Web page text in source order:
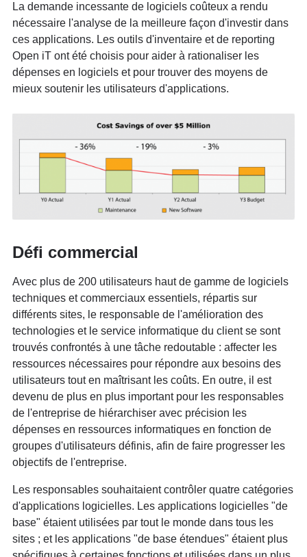
La demande incessante de logiciels coûteux a rendu
nécessaire l'analyse de la meilleure façon d'investir dans
ces applications. Les outils d'inventaire et de reporting
Open iT ont été choisis pour aider à rationaliser les
dépenses en logiciels et pour trouver des moyens de
mieux soutenir les utilisateurs d'applications.
Défi commercial
Avec plus de 200 utilisateurs haut de gamme de logiciels
techniques et commerciaux essentiels, répartis sur
différents sites, le responsable de l'amélioration des
technologies et le service informatique du client se sont
trouvés confrontés à une tâche redoutable : affecter les
ressources nécessaires pour répondre aux besoins des
utilisateurs tout en maîtrisant les coûts. En outre, il est
devenu de plus en plus important pour les responsables
de l'entreprise de hiérarchiser avec précision les
dépenses en ressources informatiques en fonction de
groupes d'utilisateurs définis, afin de faire progresser les
objectifs de l'entreprise.
Les responsables souhaitaient contrôler quatre catégories
d'applications logicielles. Les applications logicielles "de
base" étaient utilisées par tout le monde dans tous les
sites ; et les applications "de base étendues" étaient plus